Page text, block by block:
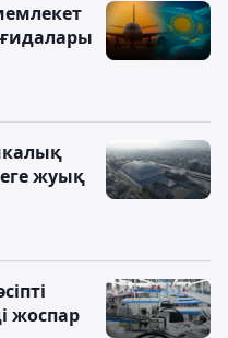
жуық
жоспар